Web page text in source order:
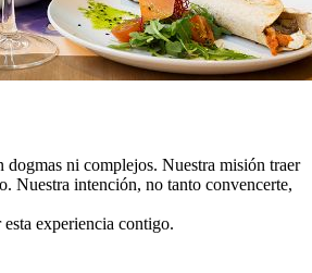
dogmas ni complejos. Nuestra misión traer
Nuestra intención, no tanto convencerte,
experiencia contigo.